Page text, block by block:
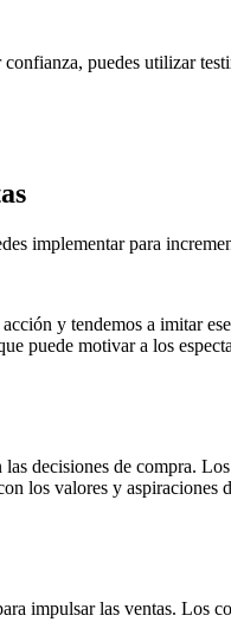
puedes utilizar
implementar para
y tendemos a imitar
puede motivar a los
decisiones de compra.
los valores y aspiraciones
impulsar las ventas. Los